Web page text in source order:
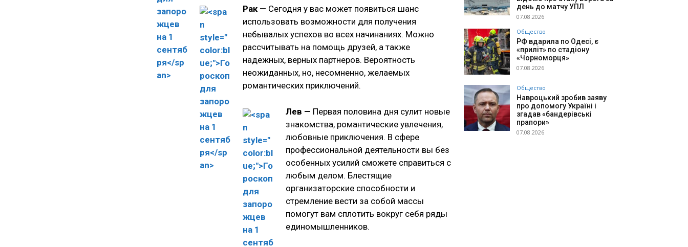
Рак — Сегодня у вас может появиться шанс
использовать возможности для получения
небывалых успехов во всех начинаниях. Можно
рассчитывать на помощь друзей, а также
надежных, верных партнеров. Вероятность
неожиданных, но, несомненно, желаемых
романтических приключений.
Лев — Первая половина дня сулит новые
знакомства, романтические увлечения,
любовные приключения. В сфере
профессиональной деятельности вы без
особенных усилий сможете справиться с
любым делом. Блестящие
организаторские способности и
стремление вести за собой массы
помогут вам сплотить вокруг себя ряды
единомышленников.
день до матчу УПЛ
07.08.2026
Общество
РФ вдарила по Одесі, є
«приліт» по стадіону
«Чорноморця»
07.08.2026
Общество
Навроцький зробив заяву
про допомогу Україні і
згадав «бандерівські
прапори»
07.08.2026